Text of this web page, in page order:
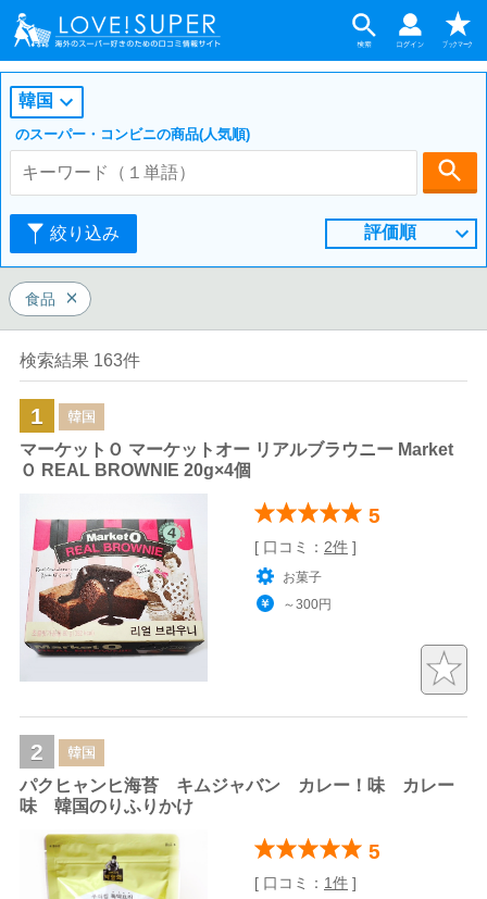
韓国
のスーパー・コンビニの商品(人気順)
絞り込み 評価順
食品
検索結果 163件
1 韓国
マーケットＯ マーケットオー リアルブラウニー Market
Ｏ REAL BROWNIE 20g×4個
5
[ 口コミ： 2件 ]
お菓子
～300円
2 韓国
パクヒャンヒ海苔 キムジャバン カレー！味 カレー
味 韓国のりふりかけ
5
[ 口コミ： 1件 ]